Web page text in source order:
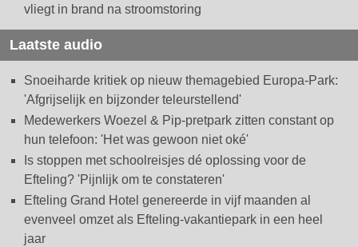
vliegt in brand na stroomstoring
Laatste audio
Snoeiharde kritiek op nieuw themagebied Europa-Park:
'Afgrijselijk en bijzonder teleurstellend'
Medewerkers Woezel & Pip-pretpark zitten constant op
hun telefoon: 'Het was gewoon niet oké'
Is stoppen met schoolreisjes dé oplossing voor de
Efteling? 'Pijnlijk om te constateren'
Efteling Grand Hotel genereerde in vijf maanden al
evenveel omzet als Efteling-vakantiepark in een heel
jaar